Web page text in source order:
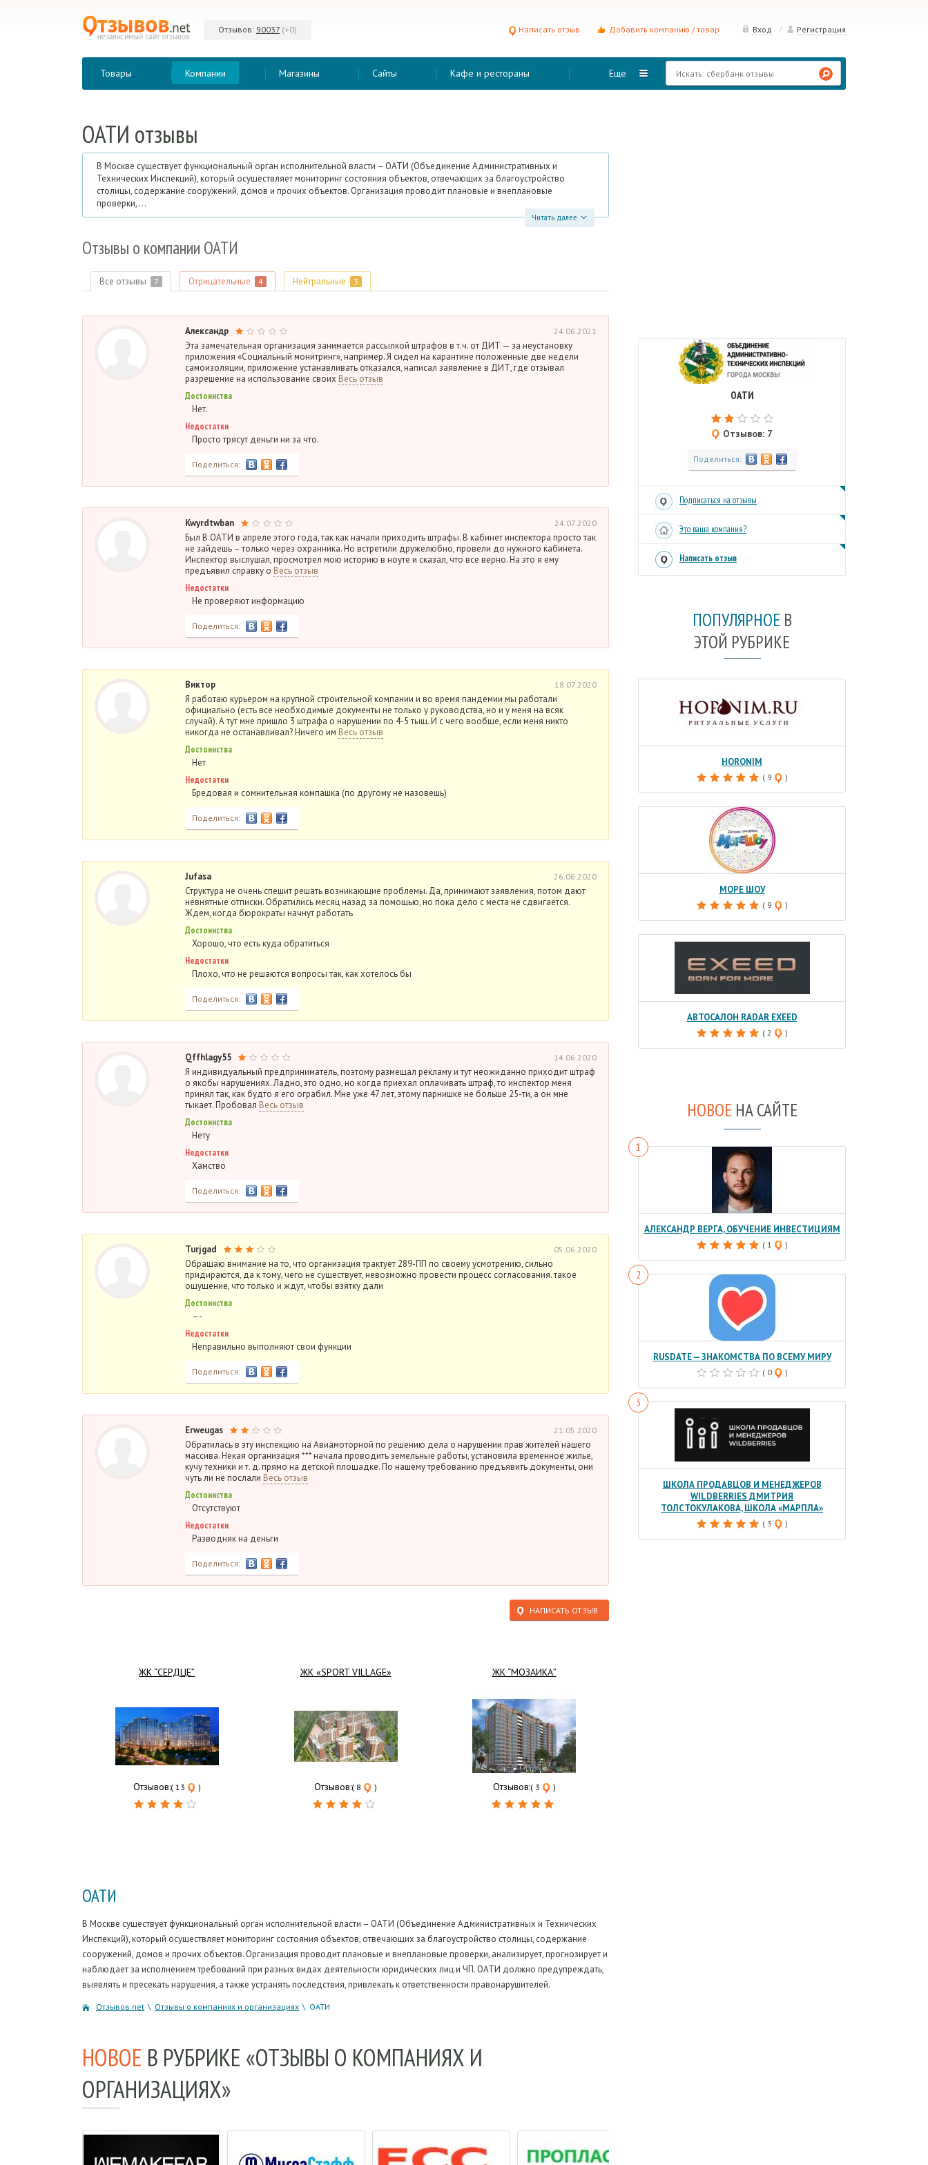
Отзывов: 90037 (+0) Добавить компанию / товар Вход / Регистрация
Написать отзыв
Товары Компании Магазины Сайты Кафе и рестораны Еще
ОАТИ отзывы
В Москве существует функциональный орган исполнительной власти – ОАТИ (Объединение Административных и
Технических Инспекций), который осуществляет мониторинг состояния объектов, отвечающих за благоустройство
столицы, содержание сооружений, домов и прочих объектов. Организация проводит плановые и внеплановые
проверки, ...
Читать далее
Отзывы о компании ОАТИ
Все отзывы 7 Отрицательные 4 Нейтральные 3
Александр 24.06.2021
Эта замечательная организация занимается рассылкой штрафов в т.ч. от ДИТ — за неустановку
приложения «Социальный монитринг», например. Я сидел на карантине положенные две недели
самоизоляции, приложение устанавливать отказался, написал заявление в ДИТ, где отзывал
разрешение на использование своих Весь отзыв
Достоинства
Нет.
Недостатки
Просто трясут деньги ни за что.
Поделиться:
Kwyrdtwban 24.07.2020
Был В ОАТИ в апреле этого года, так как начали приходить штрафы. В кабинет инспектора просто так
не зайдешь – только через охранника. Но встретили дружелюбно, провели до нужного кабинета.
Инспектор выслушал, просмотрел мою историю в ноуте и сказал, что все верно. На это я ему
предъявил справку о Весь отзыв
Недостатки
Не проверяют информацию
Поделиться:
Виктор 18.07.2020
Я работаю курьером на крупной строительной компании и во время пандемии мы работали
официально (есть все необходимые документы не только у руководства, но и у меня на всяк
случай). А тут мне пришло 3 штрафа о нарушении по 4-5 тыщ. И с чего вообще, если меня никто
никогда не останавливал? Ничего им Весь отзыв
Достоинства
Нет
Недостатки
Бредовая и сомнительная компашка (по другому не назовешь)
Поделиться:
Jufasa 26.06.2020
Структура не очень спешит решать возникающие проблемы. Да, принимают заявления, потом дают
невнятные отписки. Обратились месяц назад за помощью, но пока дело с места не сдвигается.
Ждем, когда бюрократы начнут работать
Достоинства
Хорошо, что есть куда обратиться
Недостатки
Плохо, что не решаются вопросы так, как хотелось бы
Поделиться:
Qffhlagy55 14.06.2020
Я индивидуальный предприниматель, поэтому размещал рекламу и тут неожиданно приходит штраф
о якобы нарушениях. Ладно, это одно, но когда приехал оплачивать штраф, то инспектор меня
принял так, как будто я его ограбил. Мне уже 47 лет, этому парнишке не больше 25-ти, а он мне
тыкает. Пробовал Весь отзыв
Достоинства
Нету
Недостатки
Хамство
Поделиться:
Turjgad 05.06.2020
Обращаю внимание на то, что организация трактует 289-ПП по своему усмотрению, сильно
придираются, да к тому, чего не существует, невозможно провести процесс согласования. такое
ощущение, что только и ждут, чтобы взятку дали
Достоинства
–-
Недостатки
Неправильно выполняют свои функции
Поделиться:
Erweugas 21.05.2020
Обратилась в эту инспекцию на Авиамоторной по решению дела о нарушении прав жителей нашего
массива. Некая организация *** начала проводить земельные работы, установила временное жилье,
кучу техники и т. д. прямо на детской площадке. По нашему требованию предъявить документы, они
чуть ли не послали Весь отзыв
Достоинства
Отсутствуют
Недостатки
Разводняк на деньги
Поделиться:
НАПИСАТЬ ОТЗЫВ
ЖК “СЕРДЦЕ”
Отзывов:( 13 )
ЖК «SPORT VILLAGE»
Отзывов:( 8 )
ЖК “МОЗАИКА”
Отзывов:( 3 )
ОАТИ
В Москве существует функциональный орган исполнительной власти – ОАТИ (Объединение Административных и Технических
Инспекций), который осуществляет мониторинг состояния объектов, отвечающих за благоустройство столицы, содержание
сооружений, домов и прочих объектов. Организация проводит плановые и внеплановые проверки, анализирует, прогнозирует и
наблюдает за исполнением требований при разных видах деятельности юридических лиц и ЧП. ОАТИ должно предупреждать,
выявлять и пресекать нарушения, а также устранять последствия, привлекать к ответственности правонарушителей.
Отзывов.net \ Отзывы о компаниях и организациях \ ОАТИ
НОВОЕ В РУБРИКЕ «ОТЗЫВЫ О КОМПАНИЯХ И
ОРГАНИЗАЦИЯХ»
ОАТИ
Отзывов: 7
Поделиться:
Подписаться на отзывы
Это ваша компания?
Написать отзыв
ПОПУЛЯРНОЕ В
ЭТОЙ РУБРИКЕ
HORONIM
( 9 )
МОРЕ ШОУ
( 9 )
АВТОСАЛОН RADAR EXEED
( 2 )
НОВОЕ НА САЙТЕ
АЛЕКСАНДР ВЕРГА, ОБУЧЕНИЕ ИНВЕСТИЦИЯМ
( 1 )
RUSDATE — ЗНАКОМСТВА ПО ВСЕМУ МИРУ
( 0 )
ШКОЛА ПРОДАВЦОВ И МЕНЕДЖЕРОВ
WILDBERRIES ДМИТРИЯ
ТОЛСТОКУЛАКОВА, ШКОЛА «МАРПЛА»
( 3 )